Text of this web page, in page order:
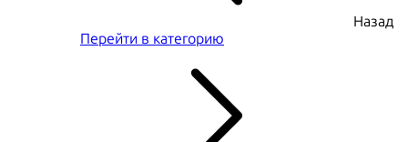
Назад
Перейти в категорию